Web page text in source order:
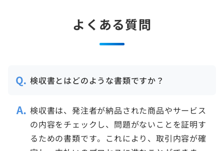
よくある質問
検収書とはどのような書類ですか？
検収書は、発注者が納品された商品やサービス
の内容をチェックし、問題がないことを証明す
るための書類です。これにより、取引内容が確